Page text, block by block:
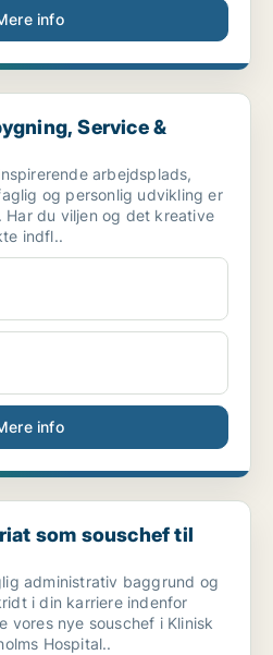
info
& Automation
Service &
arbejdsplads,
og personlig udvikling er
du viljen og det kreative
indfl..
info
til sekretærg...
som souschef til
administrativ baggrund og
i din karriere indenfor
vores nye souschef i Klinisk
Hospital..